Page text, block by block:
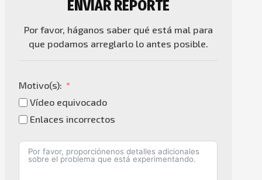
ENVIAR REPORTE
Por favor, háganos saber qué está mal para
que podamos arreglarlo lo antes posible.
Motivo(s):
Vídeo equivocado
Enlaces incorrectos